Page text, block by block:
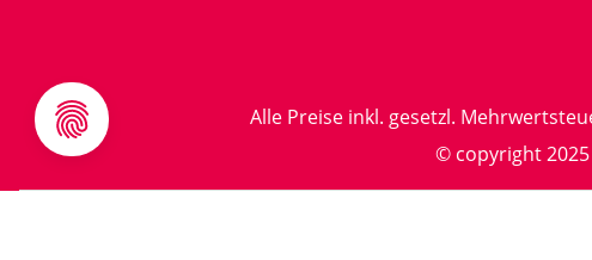
Alle Preise inkl. gesetzl.
© copyright 2025